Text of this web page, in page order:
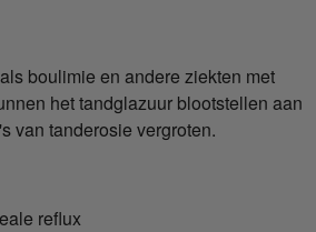
boulimie en andere ziekten met
het tandglazuur blootstellen aan
van tanderosie vergroten.
reflux